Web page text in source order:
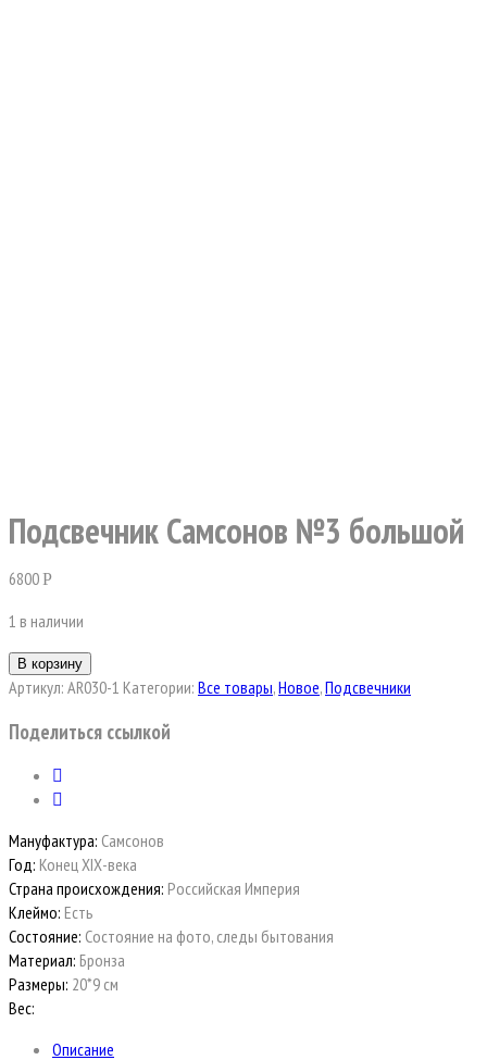
Подсвечник Самсонов №3 большой
6800Р
1 в наличии
В корзину
Артикул: AR030-1 Категории: Все товары,Новое,Подсвечники
Поделиться ссылкой
Мануфактура: Самсонов
Год: Конец ХIХ-века
Страна происхождения: Российская Империя
Клеймо: Есть
Состояние: Состояние на фото, следы бытования
Материал: Бронза
Размеры: 20*9 см
Вес:
Описание